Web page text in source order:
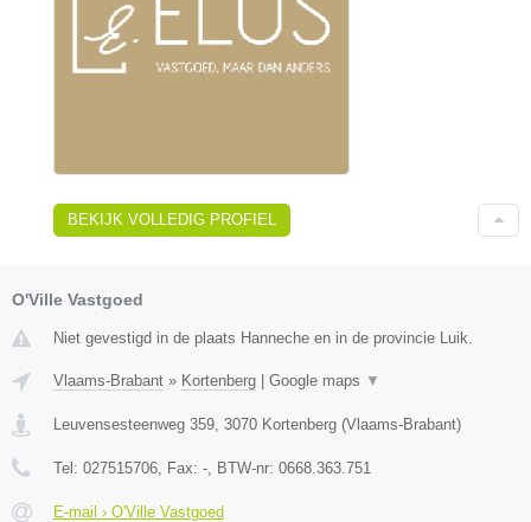
BEKIJK VOLLEDIG PROFIEL
O'Ville Vastgoed
Niet gevestigd in de plaats Hanneche en in de provincie Luik.
Vlaams-Brabant » Kortenberg Google maps ▼
Leuvensesteenweg 359, 3070 Kortenberg (Vlaams-Brabant)
Tel: 027515706, Fax: -, BTW-nr: 0668.363.751
E-mail › O'Ville Vastgoed